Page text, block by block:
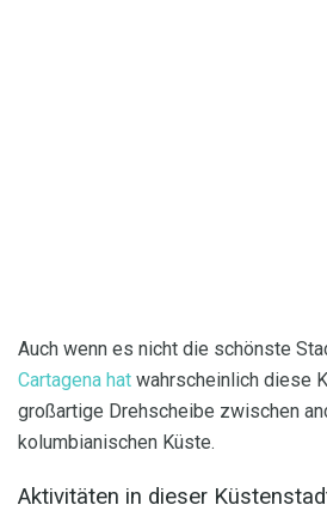
Auch wenn es nicht die schönste
Cartagena hat wahrscheinlich diese
großartige Drehscheibe zwischen
kolumbianischen Küste.
Aktivitäten in dieser